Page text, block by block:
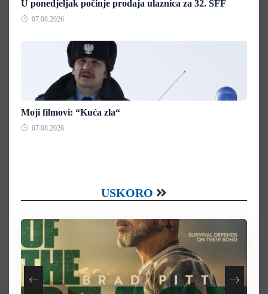
U ponedjeljak počinje prodaja ulaznica za 32. SFF
07.08.2026.
Moji filmovi: “Kuća zla“
07.08.2026.
USKORO